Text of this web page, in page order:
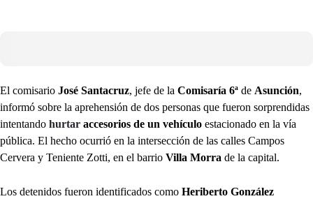
El comisario José Santacruz, jefe de la Comisaría 6ª de Asunción,
informó sobre la aprehensión de dos personas que fueron sorprendidas
intentando hurtar accesorios de un vehículo estacionado en la vía
pública. El hecho ocurrió en la intersección de las calles Campos
Cervera y Teniente Zotti, en el barrio Villa Morra de la capital.
Los detenidos fueron identificados como Heriberto González